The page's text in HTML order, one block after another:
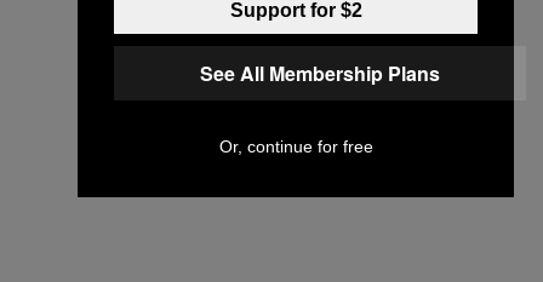
Support for $2
See All Membership Plans
Or, continue for free